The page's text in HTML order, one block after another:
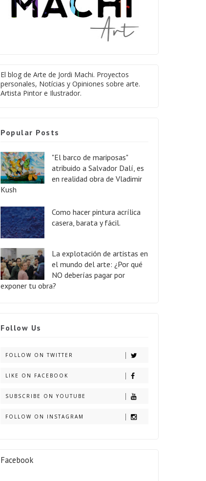
El blog de Arte de Jordi Machi. Proyectos
personales, Notícias y Opiniones sobre arte.
Artista Pintor e Ilustrador.
Popular Posts
"El barco de mariposas"
atribuido a Salvador Dalí, es
en realidad obra de Vladimir
Kush
Como hacer pintura acrílica
casera, barata y fácil.
La explotación de artistas en
el mundo del arte: ¿Por qué
NO deberías pagar por
exponer tu obra?
Follow Us
FOLLOW ON TWITTER
LIKE ON FACEBOOK
SUBSCRIBE ON YOUTUBE
FOLLOW ON INSTAGRAM
Facebook